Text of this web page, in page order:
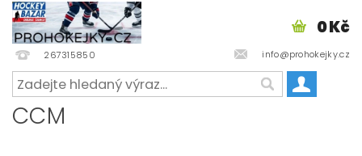
267315850 info@prohokejky.cz
0 Kč
CCM